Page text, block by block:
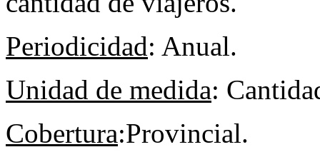
Periodicidad: Anual.
Unidad de medida:
Cobertura:Provincial.